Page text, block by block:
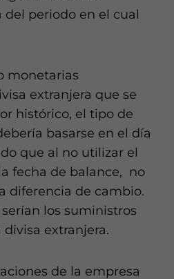
periodo en el cual
monetarias
extranjera que se
histórico, el tipo de
basarse en el día
que al no utilizar el
fecha de balance, no
diferencia de cambio.
los suministros
extranjera.
de la empresa